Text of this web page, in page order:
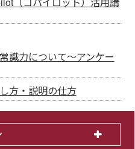
識力について～アンケー
方・説明の仕方